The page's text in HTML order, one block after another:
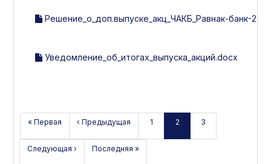
Решение_о_доп.выпуске_акц_ЧАКБ_Равнак-банк-
Уведомление_об_итогах_выпуска_акций.docx
« Первая ‹ Предыдущая 1 2 3
Следующая › Последняя »